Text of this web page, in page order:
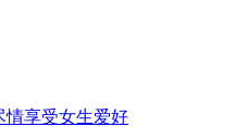
情享受女生爱好